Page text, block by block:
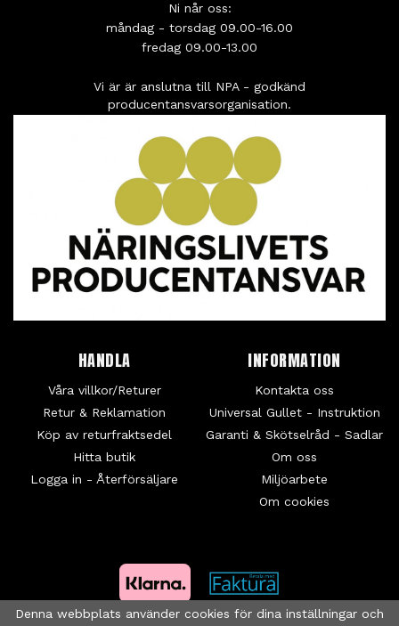
Ni når oss:
måndag - torsdag 09.00-16.00
fredag 09.00-13.00
Vi är är anslutna till NPA - godkänd
producentansvarsorganisation.
HANDLA
Våra villkor/Returer
Retur & Reklamation
Köp av returfraktsedel
Hitta butik
Logga in - Återförsäljare
INFORMATION
Kontakta oss
Universal Gullet - Instruktion
Garanti & Skötselråd - Sadlar
Om oss
Miljöarbete
Om cookies
Denna webbplats använder cookies för dina inställningar och